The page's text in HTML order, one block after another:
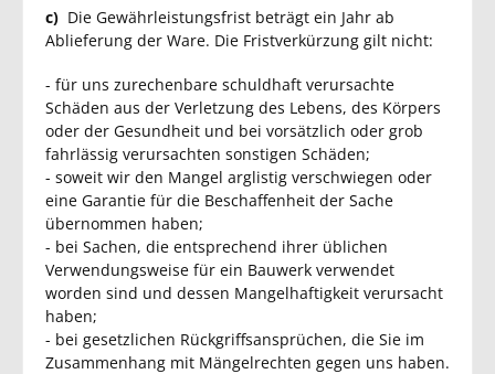
c) Die Gewährleistungsfrist beträgt ein Jahr ab
Ablieferung der Ware. Die Fristverkürzung gilt nicht:
- für uns zurechenbare schuldhaft verursachte
Schäden aus der Verletzung des Lebens, des Körpers
oder der Gesundheit und bei vorsätzlich oder grob
fahrlässig verursachten sonstigen Schäden;
- soweit wir den Mangel arglistig verschwiegen oder
eine Garantie für die Beschaffenheit der Sache
übernommen haben;
- bei Sachen, die entsprechend ihrer üblichen
Verwendungsweise für ein Bauwerk verwendet
worden sind und dessen Mangelhaftigkeit verursacht
haben;
- bei gesetzlichen Rückgriffsansprüchen, die Sie im
Zusammenhang mit Mängelrechten gegen uns haben.